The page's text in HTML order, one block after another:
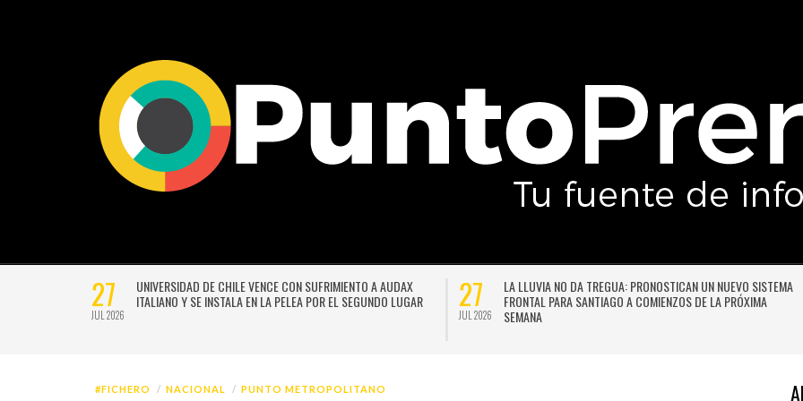
21
JUL 2026
NACE LA PRIMERA ESCUELA MUJERES TECNO-CREATIVAS DE
CHILE PARA FORMAR EN NUEVAS TECNOLOGÍAS APLICADAS A
20
JUL 2026
SISTEMA FRONTAL OBLIGA A AMPLIAR LA SUSPENSIÓN DE
CLASES: ESTAS SON LAS NUEVAS COMUNAS QUE NO TENDRÁN
ACTIVIDADES ESTE LUNES
#FICHERO NACIONAL PUNTO METROPOLITANO